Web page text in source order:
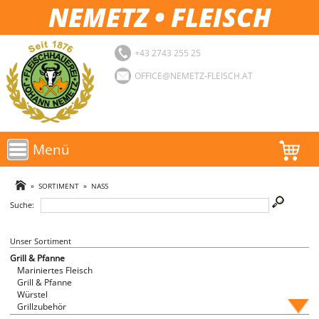
NEMETZ • FLEISCH
+43 2743 255 25
OFFICE@NEMETZ-FLEISCH.AT
Menü
AKTIONEN
SORTIMENT
LOGIN
FAVORITEN
» SORTIMENT» NASS
Suche:
Unser Sortiment
Grill & Pfanne
Mariniertes Fleisch
Grill & Pfanne
Würstel
Grillzubehör